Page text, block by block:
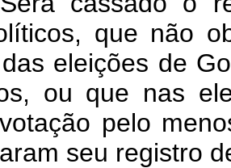
que não
eleições de
ou que nas
pelo
seu registro